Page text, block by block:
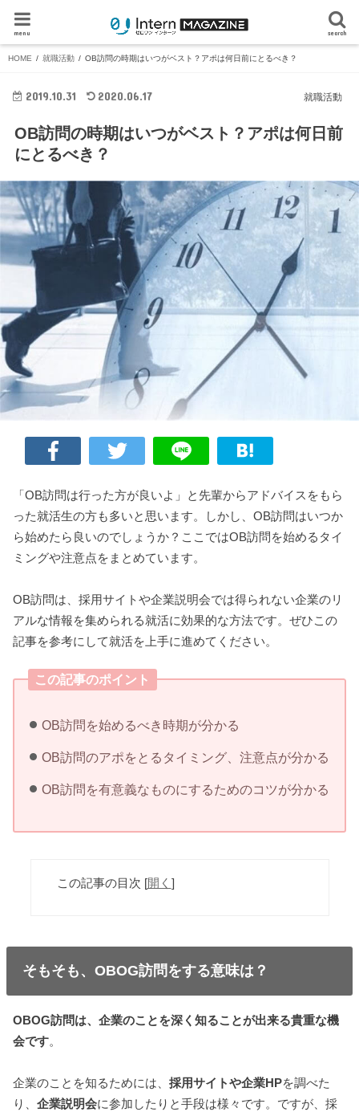
search
menu
HOME 就職活動 OB訪問の時期はいつがベスト？アポは何日前にとるべき？
就職活動
2019.10.31 2020.06.17
OB訪問の時期はいつがベスト？アポは何日前
にとるべき？
「OB訪問は行った方が良いよ」と先輩からアドバイスをもら
った就活生の方も多いと思います。しかし、OB訪問はいつか
ら始めたら良いのでしょうか？ここではOB訪問を始めるタイ
ミングや注意点をまとめています。
OB訪問は、採用サイトや企業説明会では得られない企業のリ
アルな情報を集められる就活に効果的な方法です。ぜひこの
記事を参考にして就活を上手に進めてください。
この記事のポイント
OB訪問を始めるべき時期が分かる
OB訪問のアポをとるタイミング、注意点が分かる
OB訪問を有意義なものにするためのコツが分かる
この記事の目次 [開く ]
そもそも、OBOG訪問をする意味は？
OBOG訪問は、企業のことを深く知ることが出来る貴重な機
会です。
企業のことを知るためには、採用サイトや企業HPを調べた
り、企業説明会に参加したりと手段は様々です。ですが、採